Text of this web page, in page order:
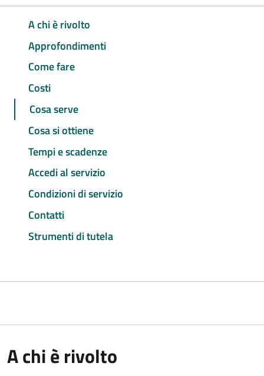
A chi è rivolto
Approfondimenti
Come fare
Costi
Cosa serve
Cosa si ottiene
Tempi e scadenze
Accedi al servizio
Condizioni di servizio
Contatti
Strumenti di tutela
A chi è rivolto